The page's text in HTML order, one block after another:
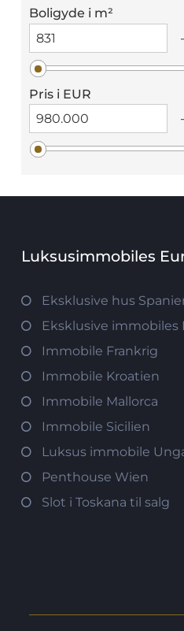
Boligyde i m²
-
Pris i EUR
-
Luksusimmobiles
Eksklusive hus
Eksklusive immobiles
Immobile Frankrig
Immobile Kroatien
Immobile Mallorca
Immobile Sicilien
Luksus immobile
Penthouse Wien
Slot i Toskana til salg